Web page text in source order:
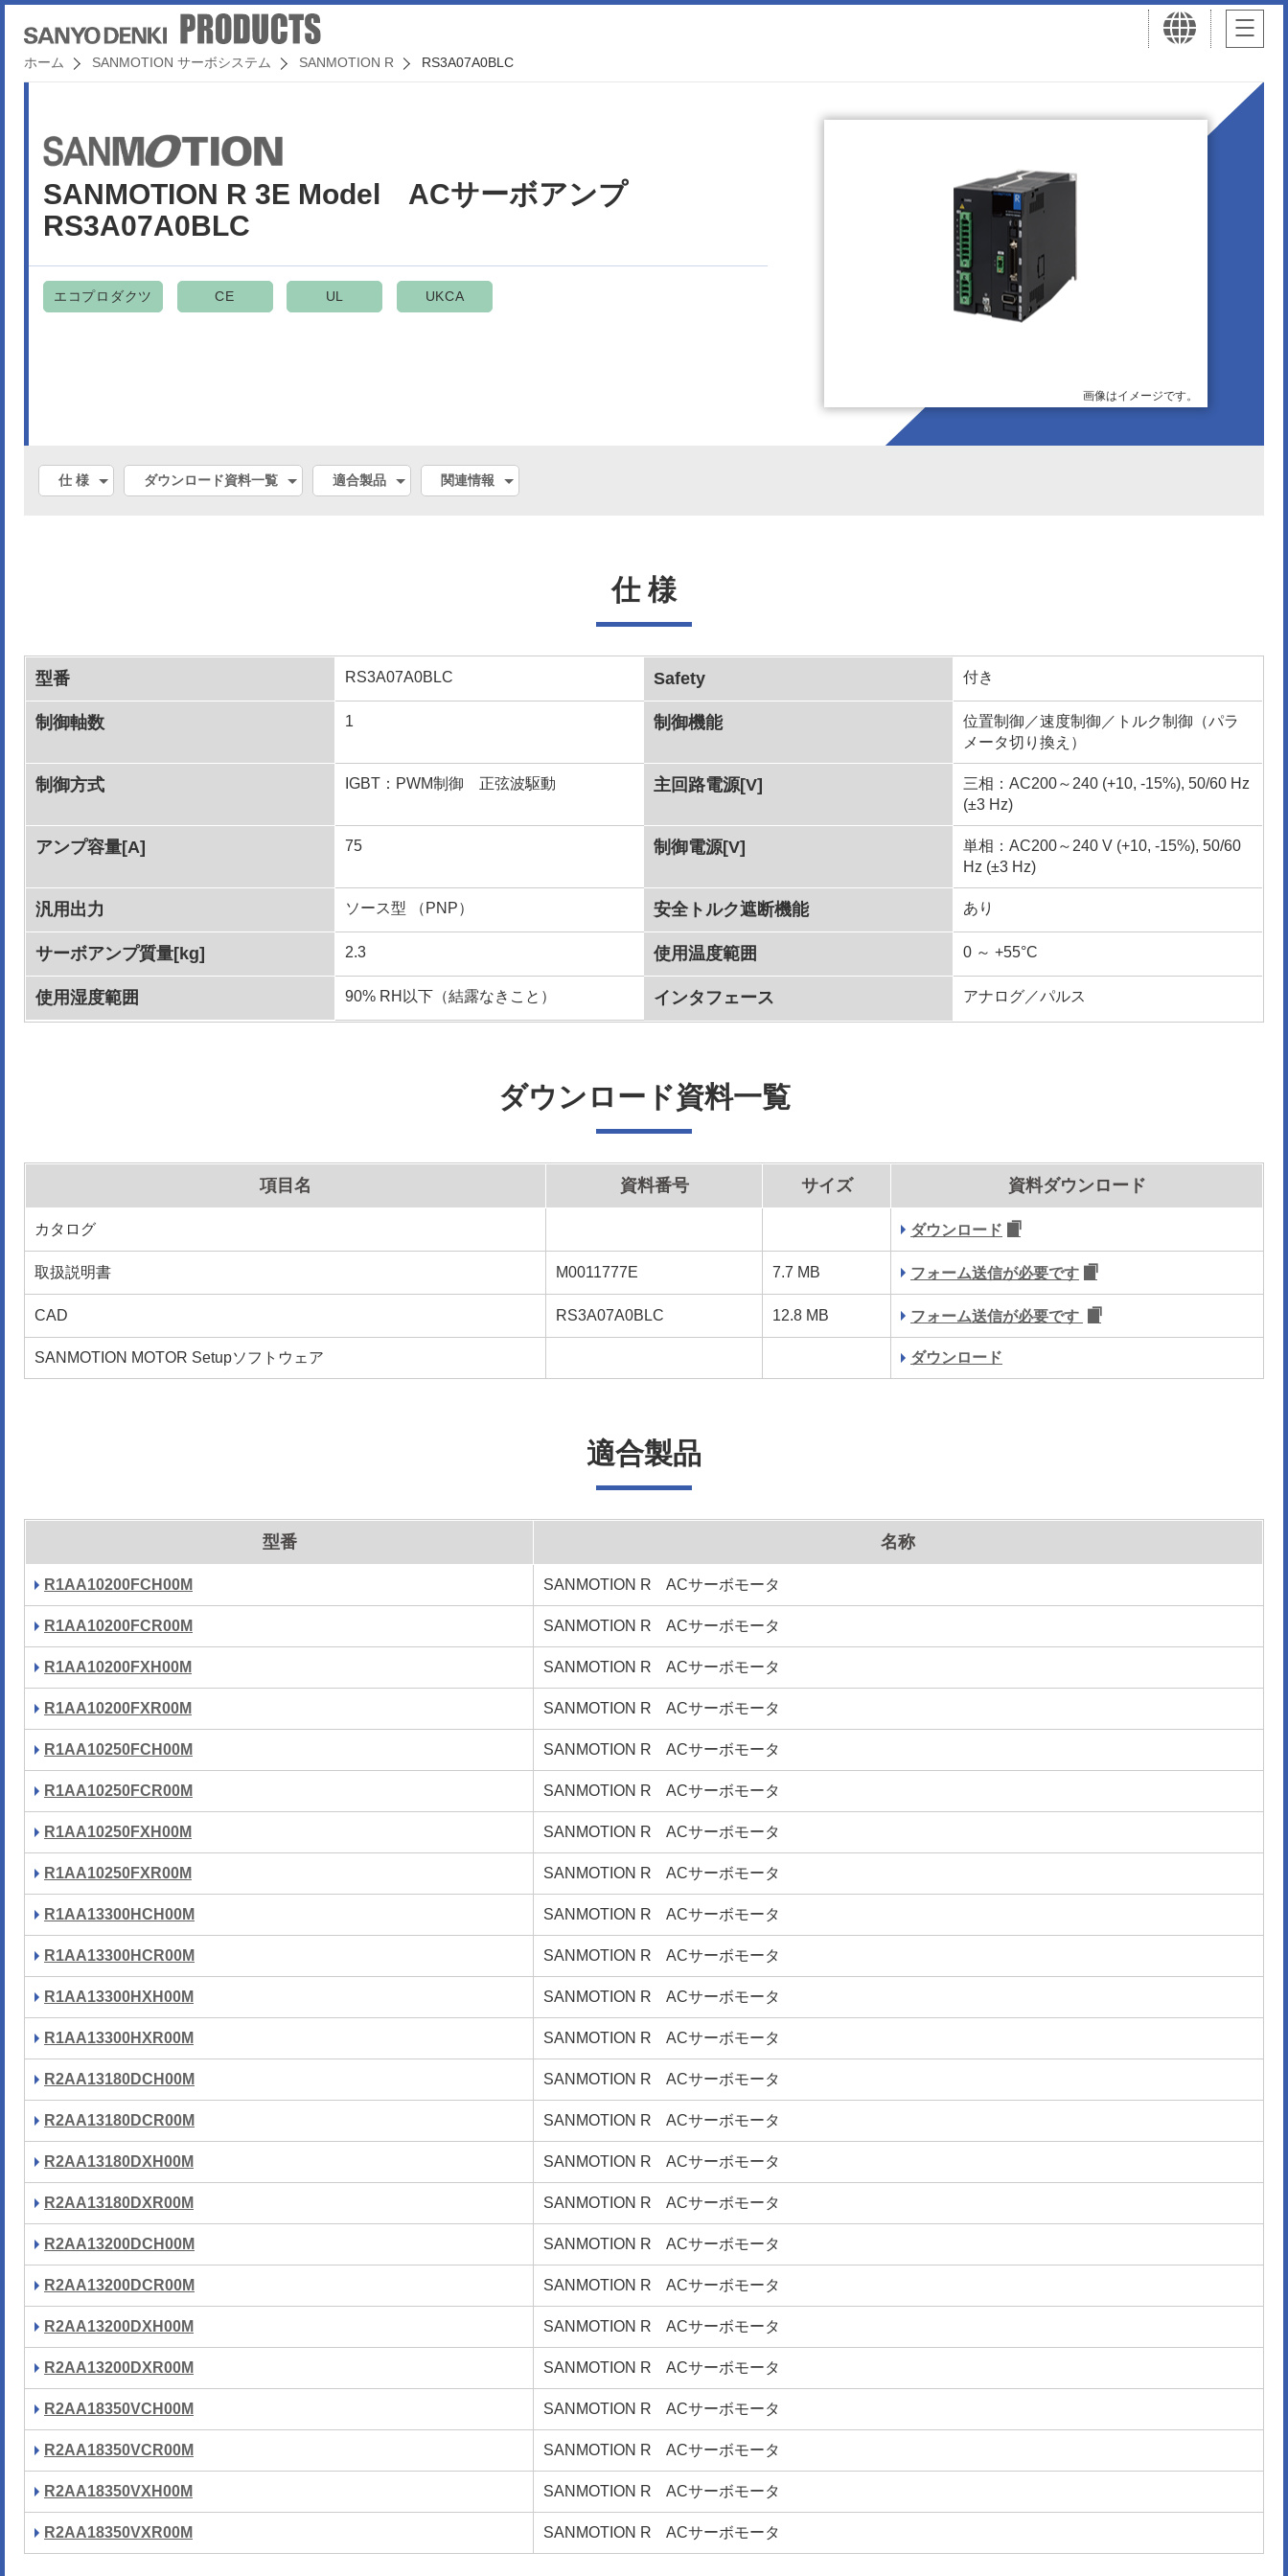
ホーム SANMOTION サーボシステム SANMOTION R RS3A07A0BLC
SANMOTION R 3E Model ACサーボアンプ
RS3A07A0BLC
エコプロダクツ CE UL UKCA
画像はイメージです。
仕 様 ダウンロード資料一覧 適合製品 関連情報
仕 様
型番 RS3A07A0BLC Safety 付き
制御軸数 1 制御機能
位置制御／速度制御／トルク制御（パラ
メータ切り換え）
制御方式 IGBT：PWM制御 正弦波駆動 主回路電源[V]
三相：AC200～240 (+10, -15%), 50/60 Hz
(±3 Hz)
アンプ容量[A] 75 制御電源[V]
単相：AC200～240 V (+10, -15%), 50/60
Hz (±3 Hz)
汎用出力 ソース型 （PNP） 安全トルク遮断機能 あり
サーボアンプ質量[kg] 2.3 使用温度範囲 0 ～ +55°C
使用湿度範囲 90% RH以下（結露なきこと） インタフェース アナログ／パルス
ダウンロード資料一覧
項目名 資料番号 サイズ 資料ダウンロード
カタログ ダウンロード
取扱説明書 M0011777E 7.7 MB フォーム送信が必要です
CAD RS3A07A0BLC 12.8 MB フォーム送信が必要です
SANMOTION MOTOR Setupソフトウェア ダウンロード
適合製品
型番 名称
R1AA10200FCH00M SANMOTION R ACサーボモータ
R1AA10200FCR00M SANMOTION R ACサーボモータ
R1AA10200FXH00M SANMOTION R ACサーボモータ
R1AA10200FXR00M SANMOTION R ACサーボモータ
R1AA10250FCH00M SANMOTION R ACサーボモータ
R1AA10250FCR00M SANMOTION R ACサーボモータ
R1AA10250FXH00M SANMOTION R ACサーボモータ
R1AA10250FXR00M SANMOTION R ACサーボモータ
R1AA13300HCH00M SANMOTION R ACサーボモータ
R1AA13300HCR00M SANMOTION R ACサーボモータ
R1AA13300HXH00M SANMOTION R ACサーボモータ
R1AA13300HXR00M SANMOTION R ACサーボモータ
R2AA13180DCH00M SANMOTION R ACサーボモータ
R2AA13180DCR00M SANMOTION R ACサーボモータ
R2AA13180DXH00M SANMOTION R ACサーボモータ
R2AA13180DXR00M SANMOTION R ACサーボモータ
R2AA13200DCH00M SANMOTION R ACサーボモータ
R2AA13200DCR00M SANMOTION R ACサーボモータ
R2AA13200DXH00M SANMOTION R ACサーボモータ
R2AA13200DXR00M SANMOTION R ACサーボモータ
R2AA18350VCH00M SANMOTION R ACサーボモータ
R2AA18350VCR00M SANMOTION R ACサーボモータ
R2AA18350VXH00M SANMOTION R ACサーボモータ
R2AA18350VXR00M SANMOTION R ACサーボモータ